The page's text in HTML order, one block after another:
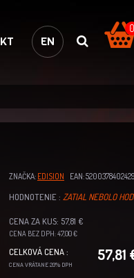
EN
0
ZNAČKA: EDISION EAN: 5200378402429
HODNOTENIE : ZATIAL NEBOLO
CENA ZA KUS: 57,81 €
CENA BEZ DPH: 47,00 €
CELKOVÁ CENA :
CENA VRÁTANE 20% DPH
57,81